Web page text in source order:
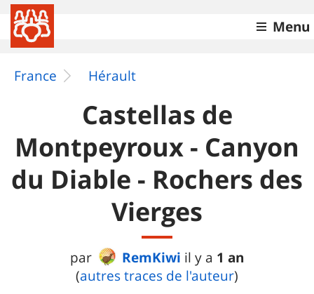
Menu
France Hérault
Castellas de
Montpeyroux - Canyon
du Diable - Rochers des
Vierges
par RemKiwi il y a 1 an
(autres traces de l'auteur)